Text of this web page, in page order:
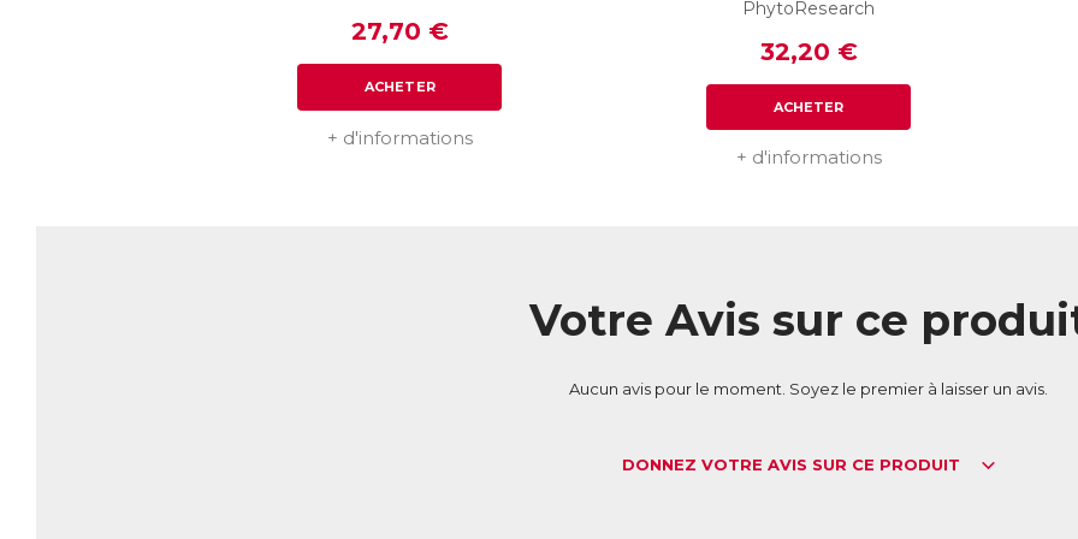
même formule. Sa composition unique lui permet d’agir de manière
éléments du système locomoteur (articulations, os, muscles et
préserver le capital mobilité. Sa très forte concentration en principes
27,70 €
ACHETER
+ d'informations
PhytoResearch
32,20 €
ACHETER
+ d'informations
Votre Avis sur ce
Aucun avis pour le moment. Soyez le premier à laisser un avis.
DONNEZ VOTRE AVIS SUR CE PRODUIT